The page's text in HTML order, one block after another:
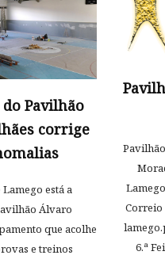
Pavilhão
corrige
está a
Álvaro
que acolhe
e treinos
Correio
6.ª